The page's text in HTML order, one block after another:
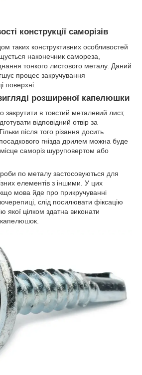
конструкції саморізів
таких конструктивних особливостей
наконечник самореза,
тонкого листового металу. Даний
процес закручування
поверхні.
розширеної капелюшки
в товстий металевий лист,
відповідний отвір за
після того різання досить
гнізда дрилем можна буде
саморіз шуруповертом або
по металу застосовуються для
елементів з іншими. У цих
мова йде про прикручуванні
слід посилювати фіксацію
якої цілком здатна виконати